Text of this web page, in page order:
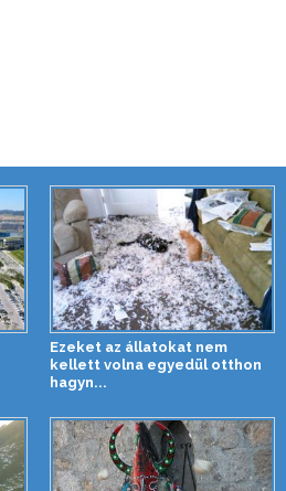
Ezeket az állatokat nem
kellett volna egyedül otthon
hagyn...